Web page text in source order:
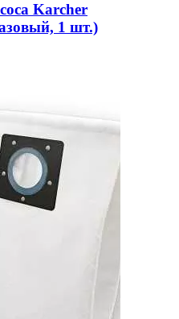
Karcher
1 шт.)